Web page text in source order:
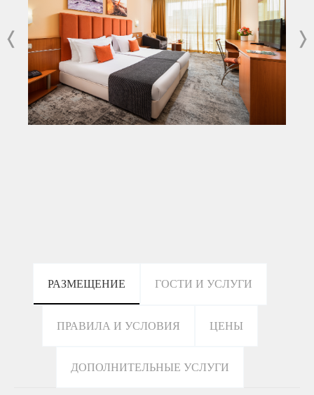
Become part of our loyalty program and get additional
All-inclusive program with quality certificate
Rich animation program
РАЗМЕЩЕНИЕ ГОСТИ И УСЛУГИ
ПРАВИЛА И УСЛОВИЯ ЦЕНЫ
ДОПОЛНИТЕЛЬНЫЕ УСЛУГИ